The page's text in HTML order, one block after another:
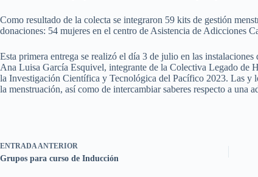
Como resultado de la colecta se integraron 59 kits de gestión
donaciones: 54 mujeres en el centro de Asistencia de Adicciones
Esta primera entrega se realizó el día 3 de julio en las
Ana Luisa García Esquivel, integrante de la Colectiva Legado de
la Investigación Científica y Tecnológica del Pacífico 2023. Las y
la menstruación, así como de intercambiar saberes respecto a una
ENTRADAANTERIOR
Grupos para curso de Inducción